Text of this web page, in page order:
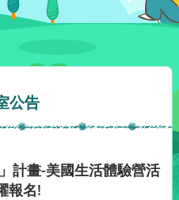
公告
計畫-美國生活體驗營活
報名!